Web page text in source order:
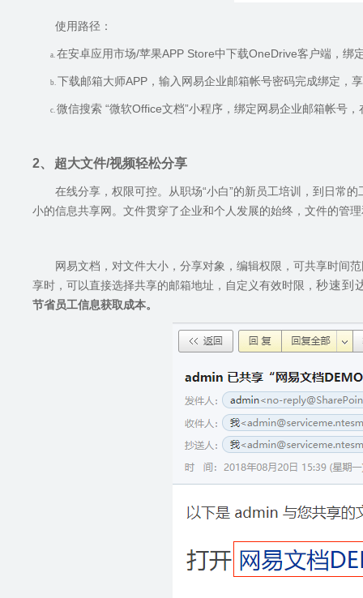
使用路径：
a. 在安卓应用市场/苹果APP Store中下载OneDrive客户端，绑
b. 下载邮箱大师APP ，输入网易企业邮箱帐号密码完成绑定，
c. 微信搜索 “微软Office文档”小程序，绑定网易企业邮箱帐号
2、 超大文件/视频轻松分享
在线分享，权限可控。从职场“小白”的新员工培训，到日常
小的信息共享网。文件贯穿了企业和个人发展的始终，文件的管
网易文档，对文件大小，分享对象，编辑权限，可共享时间
享时，可以直接选择共享的邮箱地址，自定义有效时限， 秒速到
节省员工信息获取成本。